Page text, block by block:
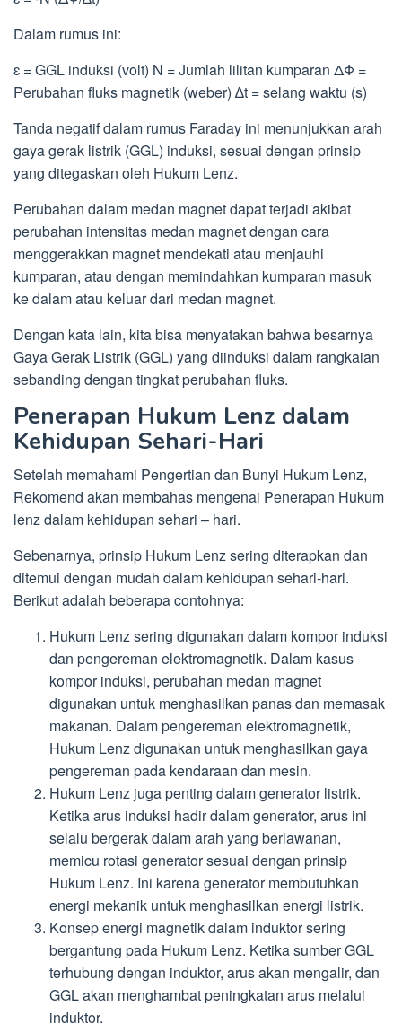
Dalam rumus ini:
ɛ = GGL induksi (volt) N = Jumlah lilitan kumparan ΔΦ =
Perubahan fluks magnetik (weber) ∆t = selang waktu (s)
Tanda negatif dalam rumus Faraday ini menunjukkan arah
gaya gerak listrik (GGL) induksi, sesuai dengan prinsip
yang ditegaskan oleh Hukum Lenz.
Perubahan dalam medan magnet dapat terjadi akibat
perubahan intensitas medan magnet dengan cara
menggerakkan magnet mendekati atau menjauhi
kumparan, atau dengan memindahkan kumparan masuk
ke dalam atau keluar dari medan magnet.
Dengan kata lain, kita bisa menyatakan bahwa besarnya
Gaya Gerak Listrik (GGL) yang diinduksi dalam rangkaian
sebanding dengan tingkat perubahan fluks.
Penerapan Hukum Lenz dalam
Kehidupan Sehari-Hari
Setelah memahami Pengertian dan Bunyi Hukum Lenz,
Rekomend akan membahas mengenai Penerapan Hukum
lenz dalam kehidupan sehari – hari.
Sebenarnya, prinsip Hukum Lenz sering diterapkan dan
ditemui dengan mudah dalam kehidupan sehari-hari.
Berikut adalah beberapa contohnya:
Hukum Lenz sering digunakan dalam kompor induksi
dan pengereman elektromagnetik. Dalam kasus
kompor induksi, perubahan medan magnet
digunakan untuk menghasilkan panas dan memasak
makanan. Dalam pengereman elektromagnetik,
Hukum Lenz digunakan untuk menghasilkan gaya
pengereman pada kendaraan dan mesin.
Hukum Lenz juga penting dalam generator listrik.
Ketika arus induksi hadir dalam generator, arus ini
selalu bergerak dalam arah yang berlawanan,
memicu rotasi generator sesuai dengan prinsip
Hukum Lenz. Ini karena generator membutuhkan
energi mekanik untuk menghasilkan energi listrik.
Konsep energi magnetik dalam induktor sering
bergantung pada Hukum Lenz. Ketika sumber GGL
terhubung dengan induktor, arus akan mengalir, dan
GGL akan menghambat peningkatan arus melalui
induktor.